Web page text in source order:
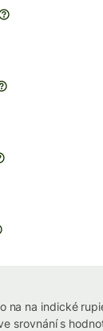
na na indické
srovnání s